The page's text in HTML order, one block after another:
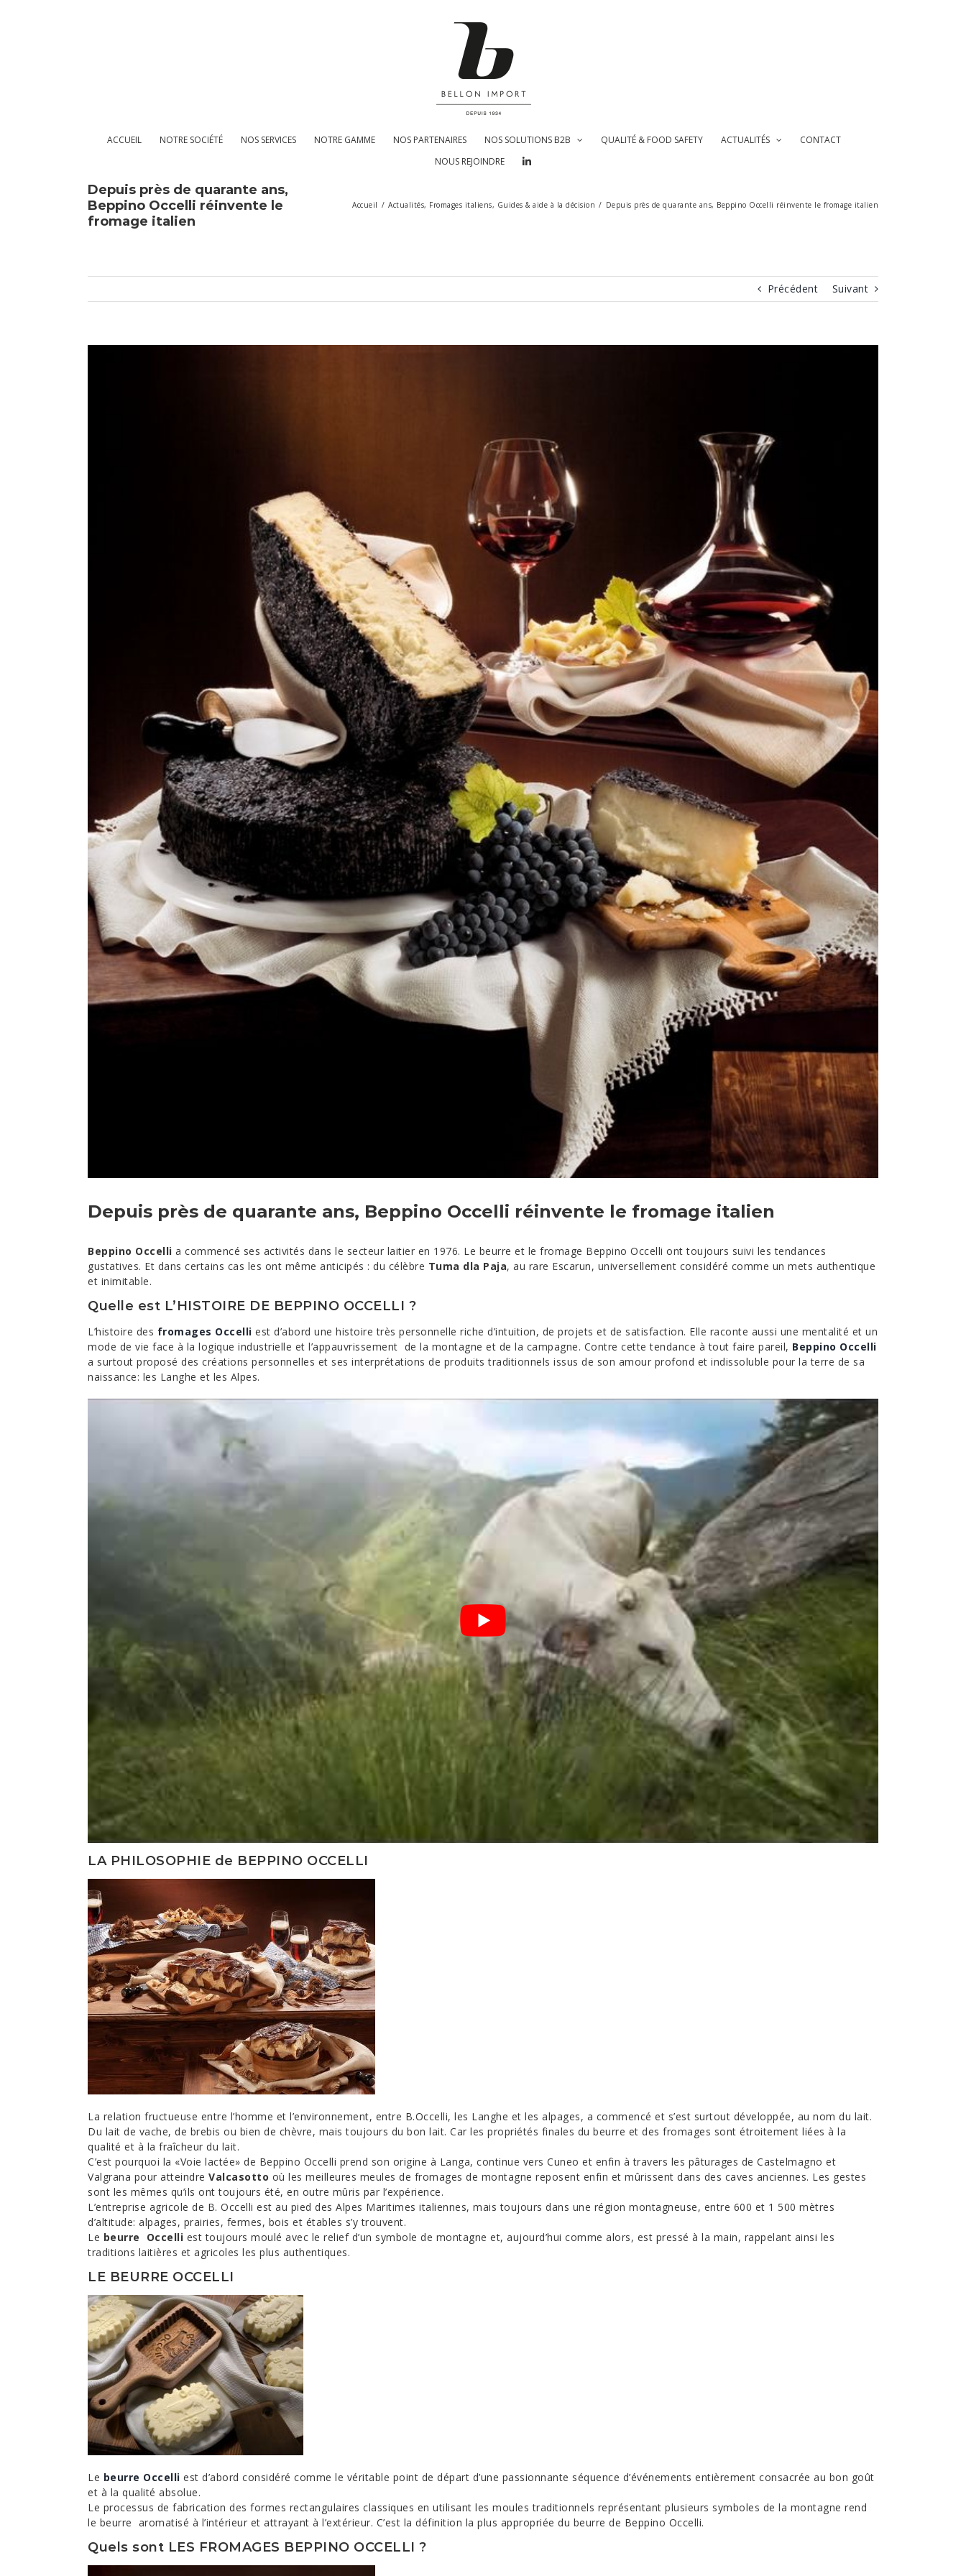
ACCUEIL NOTRE SOCIÉTÉ NOS SERVICES NOTRE GAMME NOS PARTENAIRES NOS SOLUTIONS B2B QUALITÉ & FOOD SAFETY ACTUALITÉS
CONTACT
NOUS REJOINDRE
Depuis près de quarante ans,
Beppino Occelli réinvente le
fromage italien
Accueil / Actualités, Fromages italiens, Guides & aide à la décision / Depuis près de quarante ans, Beppino Occelli réinvente le fromage italien
Précédent Suivant
Depuis près de quarante ans, Beppino Occelli réinvente le fromage italien
Beppino Occelli a commencé ses activités dans le secteur laitier en 1976. Le beurre et le fromage Beppino Occelli ont toujours suivi les tendances
gustatives. Et dans certains cas les ont même anticipés : du célèbre Tuma dla Paja, au rare Escarun, universellement considéré comme un mets authentique
et inimitable.
Quelle est L’HISTOIRE DE BEPPINO OCCELLI ?
L’histoire des fromages Occelli est d’abord une histoire très personnelle riche d’intuition, de projets et de satisfaction. Elle raconte aussi une mentalité et un
mode de vie face à la logique industrielle et l’appauvrissement de la montagne et de la campagne. Contre cette tendance à tout faire pareil, Beppino Occelli
a surtout proposé des créations personnelles et ses interprétations de produits traditionnels issus de son amour profond et indissoluble pour la terre de sa
naissance: les Langhe et les Alpes.
LA PHILOSOPHIE de BEPPINO OCCELLI
La relation fructueuse entre l’homme et l’environnement, entre B.Occelli, les Langhe et les alpages, a commencé et s’est surtout développée, au nom du lait.
Du lait de vache, de brebis ou bien de chèvre, mais toujours du bon lait. Car les propriétés finales du beurre et des fromages sont étroitement liées à la
qualité et à la fraîcheur du lait.
C’est pourquoi la «Voie lactée» de Beppino Occelli prend son origine à Langa, continue vers Cuneo et enfin à travers les pâturages de Castelmagno et
Valgrana pour atteindre Valcasotto où les meilleures meules de fromages de montagne reposent enfin et mûrissent dans des caves anciennes. Les gestes
sont les mêmes qu’ils ont toujours été, en outre mûris par l’expérience.
L’entreprise agricole de B. Occelli est au pied des Alpes Maritimes italiennes, mais toujours dans une région montagneuse, entre 600 et 1 500 mètres
d’altitude: alpages, prairies, fermes, bois et étables s’y trouvent.
Le beurre Occelli est toujours moulé avec le relief d’un symbole de montagne et, aujourd’hui comme alors, est pressé à la main, rappelant ainsi les
traditions laitières et agricoles les plus authentiques.
LE BEURRE OCCELLI
Le beurre Occelli est d’abord considéré comme le véritable point de départ d’une passionnante séquence d’événements entièrement consacrée au bon goût
et à la qualité absolue.
Le processus de fabrication des formes rectangulaires classiques en utilisant les moules traditionnels représentant plusieurs symboles de la montagne rend
le beurre aromatisé à l’intérieur et attrayant à l’extérieur. C’est la définition la plus appropriée du beurre de Beppino Occelli.
Quels sont LES FROMAGES BEPPINO OCCELLI ?